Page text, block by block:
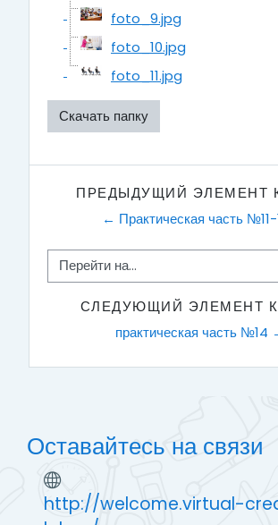
foto_9.jpg
foto_10.jpg
foto_11.jpg
Скачать папку
ПРЕДЫДУЩИЙ ЭЛЕМЕНТ
← Практическая часть №11-
Перейти на...
СЛЕДУЮЩИЙ ЭЛЕМЕНТ
практическая часть №14
Оставайтесь на связи
http://welcome.virtual-